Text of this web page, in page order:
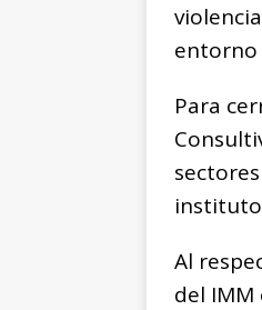
entorno
Para
Al
del